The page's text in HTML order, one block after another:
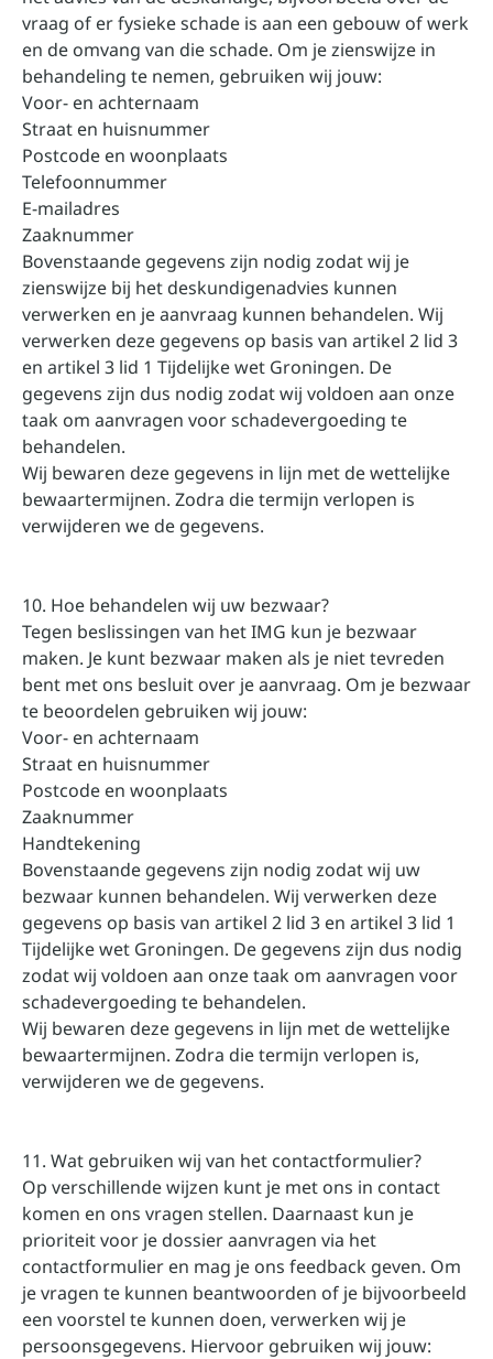
vraag of er fysieke schade is aan een gebouw of werk
en de omvang van die schade. Om je zienswijze in
behandeling te nemen, gebruiken wij jouw:
Voor- en achternaam
Straat en huisnummer
Postcode en woonplaats
Telefoonnummer
E-mailadres
Zaaknummer
Bovenstaande gegevens zijn nodig zodat wij je
zienswijze bij het deskundigenadvies kunnen
verwerken en je aanvraag kunnen behandelen. Wij
verwerken deze gegevens op basis van artikel 2 lid 3
en artikel 3 lid 1 Tijdelijke wet Groningen. De
gegevens zijn dus nodig zodat wij voldoen aan onze
taak om aanvragen voor schadevergoeding te
behandelen.
Wij bewaren deze gegevens in lijn met de wettelijke
bewaartermijnen. Zodra die termijn verlopen is
verwijderen we de gegevens.
10. Hoe behandelen wij uw bezwaar?
Tegen beslissingen van het IMG kun je bezwaar
maken. Je kunt bezwaar maken als je niet tevreden
bent met ons besluit over je aanvraag. Om je bezwaar
te beoordelen gebruiken wij jouw:
Voor- en achternaam
Straat en huisnummer
Postcode en woonplaats
Zaaknummer
Handtekening
Bovenstaande gegevens zijn nodig zodat wij uw
bezwaar kunnen behandelen. Wij verwerken deze
gegevens op basis van artikel 2 lid 3 en artikel 3 lid 1
Tijdelijke wet Groningen. De gegevens zijn dus nodig
zodat wij voldoen aan onze taak om aanvragen voor
schadevergoeding te behandelen.
Wij bewaren deze gegevens in lijn met de wettelijke
bewaartermijnen. Zodra die termijn verlopen is,
verwijderen we de gegevens.
11. Wat gebruiken wij van het contactformulier?
Op verschillende wijzen kunt je met ons in contact
komen en ons vragen stellen. Daarnaast kun je
prioriteit voor je dossier aanvragen via het
contactformulier en mag je ons feedback geven. Om
je vragen te kunnen beantwoorden of je bijvoorbeeld
een voorstel te kunnen doen, verwerken wij je
persoonsgegevens. Hiervoor gebruiken wij jouw: